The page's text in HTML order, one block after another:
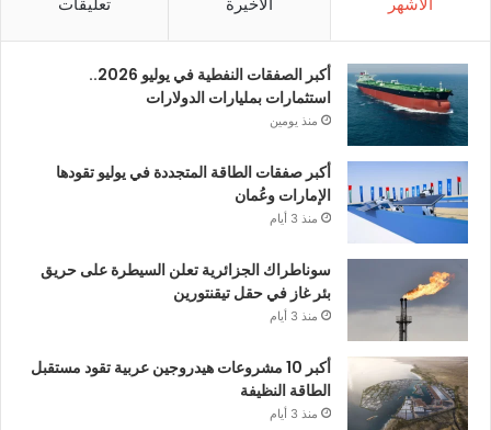
أكبر الصفقات النفطية في يوليو 2026..
استثمارات بمليارات الدولارات
منذ يومين
أكبر صفقات الطاقة المتجددة في يوليو تقودها
الإمارات وعُمان
منذ 3 أيام
سوناطراك الجزائرية تعلن السيطرة على حريق
بئر غاز في حقل تيقنتورين
منذ 3 أيام
أكبر 10 مشروعات هيدروجين عربية تقود مستقبل
الطاقة النظيفة
منذ 3 أيام